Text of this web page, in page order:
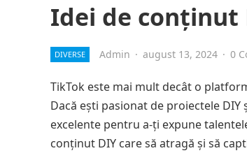
Idei de conținut
DIVERSE Admin · august 13, 2024 · 0
TikTok este mai mult decât o
Dacă ești pasionat de proiectele
excelente pentru a-ți expune
conținut DIY care să atragă și să